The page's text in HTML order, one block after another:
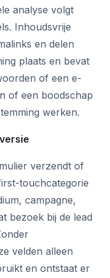
analyse volgt
Inhoudsvrije
en delen
plaats en bevat
of een e-
of een boodschap
werken.
verzendt of
touchcategorie
campagne,
bezoek bij de lead
velden alleen
en ontstaat er